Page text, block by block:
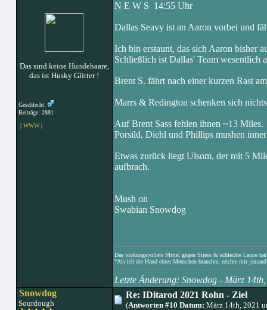
Das sind keine Hundehaare,
das ist Husky Glitter !
Geschlecht:
Beiträge: 2881
| WWW|
N E W S 14:55 Uhr
Dallas Seavy ist an Aaron vorbei und
Ich bin erstaunt, das sich Aaron bisher
Schließlich ist Dallas' Team wesentlich
Brent S. fährt nach einer kurzen Rast
Marrs & Redington schenken sich
Auf Brent Sass fehlen ihnen ~13 Miles.
Porsild, Diehl und Phillips mushen
Etwas zurück liegt Ulsom, der mit 5
aufbrach.
Mush on
Swabian Snowdog
Das wirkungsvollste Mittel gegen Stress & schlechte Laune
“Als ich die Hand eines Menschen brauchte, reichte mir jemand
Letzte Änderung: Snowdog - März
Snowdog
Sourdough
Re: IDitarod 2021 Rohn - Ziel
(Antworten #10 Datum: März 14th, 2021